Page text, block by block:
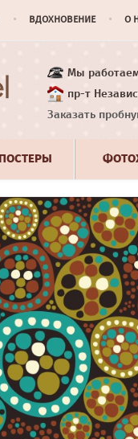
ВДОХНОВЕНИЕ О
Мы
пр-т
Заказать
ПОСТЕРЫ